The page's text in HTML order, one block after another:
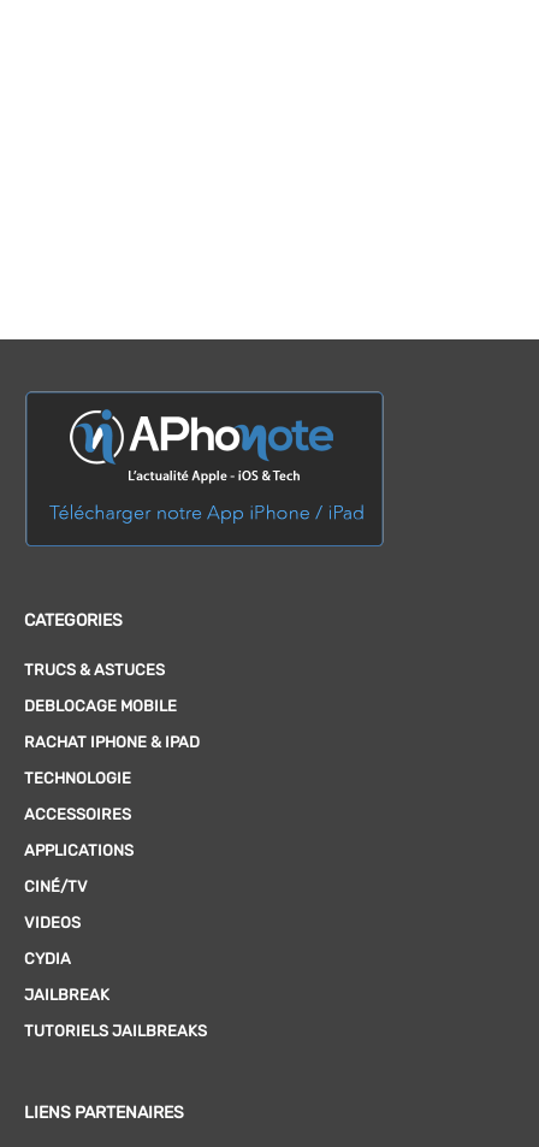
CATEGORIES
TRUCS & ASTUCES
DEBLOCAGE MOBILE
RACHAT IPHONE & IPAD
TECHNOLOGIE
ACCESSOIRES
APPLICATIONS
CINÉ/TV
VIDEOS
CYDIA
JAILBREAK
TUTORIELS JAILBREAKS
LIENS PARTENAIRES